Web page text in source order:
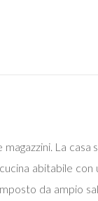
magazzini. La casa
abitabile
da ampio